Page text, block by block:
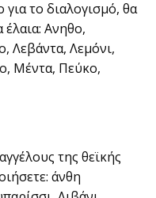
το διαλογισμό, θα
Ανηθο,
Λεβάντα, Λεμόνι,
Μέντα, Πεύκο,
της θεϊκής
άνθη